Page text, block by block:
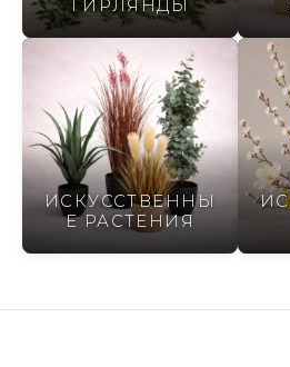
ГИРЛЯНДЫ
ИСКУССТВЕННЫ
Е РАСТЕНИЯ